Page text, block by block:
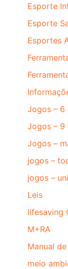
Esporte
Esporte
Esportes
Jogos – 6
Jogos – 9
Jogos –
jogos –
jogos –
Leis
lifesaving
M+RA
Manual
meio